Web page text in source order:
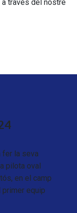
través del nostre
fer la seva
pilota oval
en el camp
primer equip